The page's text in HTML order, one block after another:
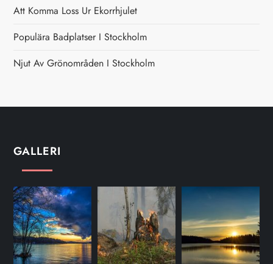
Att Komma Loss Ur Ekorrhjulet
Populära Badplatser I Stockholm
Njut Av Grönområden I Stockholm
GALLERI